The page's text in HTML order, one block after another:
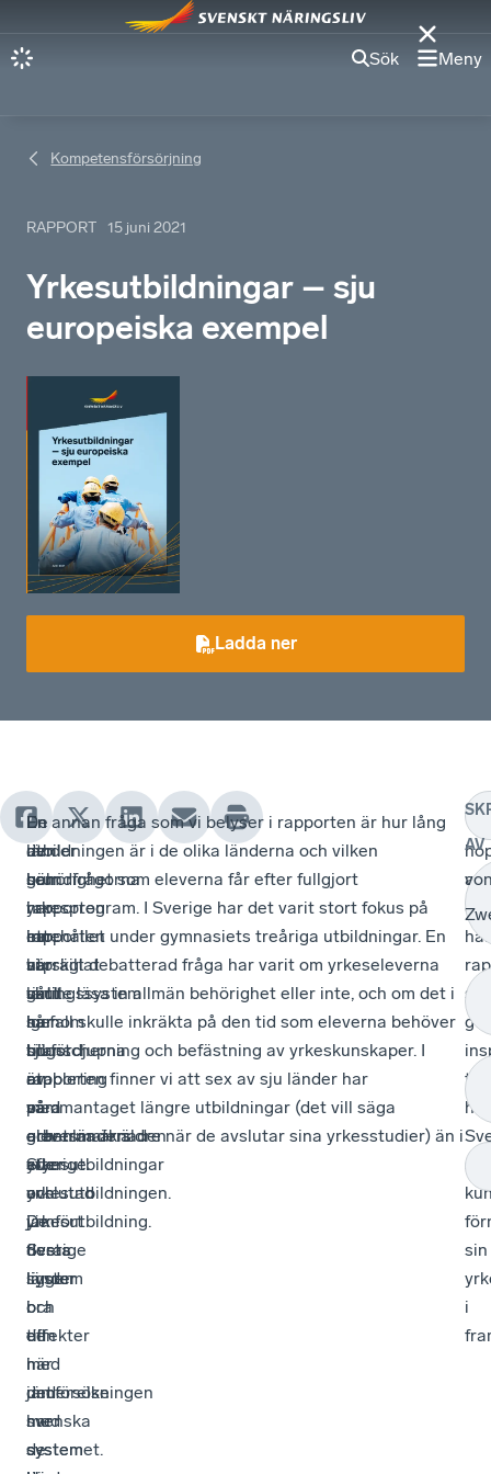
Sök Meny
Kompetensförsörjning
RAPPORT 15 juni 2021
Yrkesutbildningar – sju
europeiska exempel
Ladda ner
I
den
här
rapporten
har
vi
gått
igenom
sju
av
våra
grannländers
yrkesutbildningar
och
jämfört
deras
system
och
effekter
med
det
svenska
systemet.
En
av
grundfrågorna
i
rapporten
har
varit
hur
branscherna
är
med
och
styr
yrkesutbildningen.
De
flesta
länder
i
den
här
undersökningen
har
system
De
länder
som
har
ett
utpräglat
lärlingssystem
har
högst
etablering
på
arbetsmarknaden
efter
avslutad
yrkesutbildning.
Sverige
ligger
bra
till
i
jämförelse
med
de
En annan fråga som vi belyser i rapporten är hur lång
utbildningen är i de olika länderna och vilken
behörighet som eleverna får efter fullgjort
yrkesprogram. I Sverige har det varit stort fokus på
innehållet under gymnasiets treåriga utbildningar. En
särskilt debatterad fråga har varit om yrkeseleverna
skulle läsa in allmän behörighet eller inte, och om det i
så fall skulle inkräkta på den tid som eleverna behöver
till fördjupning och befästning av yrkeskunskaper. I
rapporten finner vi att sex av sju länder har
sammantaget längre utbildningar (det vill säga
eleverna är äldre när de avslutar sina yrkesstudier) än i
Sverige.
Vi
att
här
ska
ge
till
hur
ska
sin
i
AV